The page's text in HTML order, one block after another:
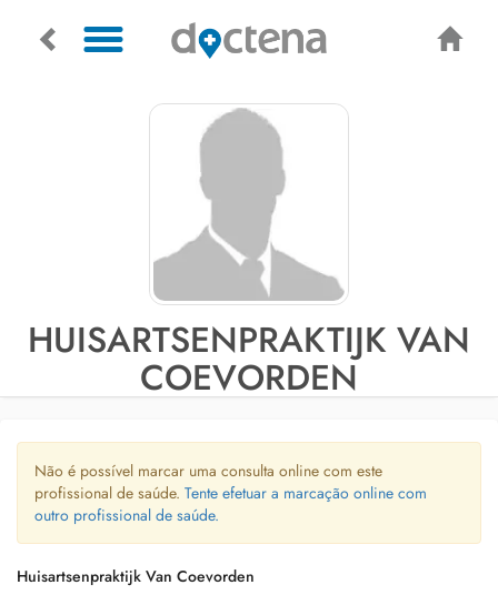
HUISARTSENPRAKTIJK VAN
COEVORDEN
Não é possível marcar uma consulta online com este
profissional de saúde. Tente efetuar a marcação online com
outro profissional de saúde.
Huisartsenpraktijk Van Coevorden